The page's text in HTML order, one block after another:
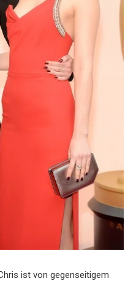
ist von gegenseitigem